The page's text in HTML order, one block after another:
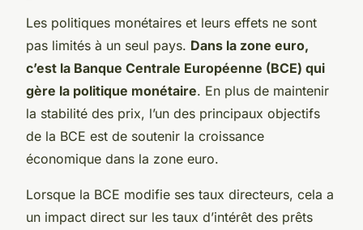
Les politiques monétaires et leurs effets ne sont
pas limités à un seul pays. Dans la zone euro,
c’est la Banque Centrale Européenne (BCE) qui
gère la politique monétaire. En plus de maintenir
la stabilité des prix, l’un des principaux objectifs
de la BCE est de soutenir la croissance
économique dans la zone euro.
Lorsque la BCE modifie ses taux directeurs, cela a
un impact direct sur les taux d’intérêt des prêts